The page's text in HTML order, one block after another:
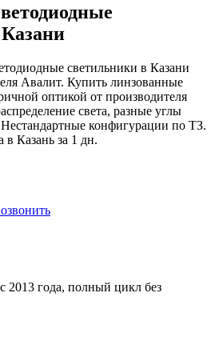
светильники в Казани
Авалит. Купить линзованные
оптикой от производителя
света, разные углы
Нестандартные конфигурации по ТЗ.
в Казань за 1 дн.
2013 года, полный цикл без